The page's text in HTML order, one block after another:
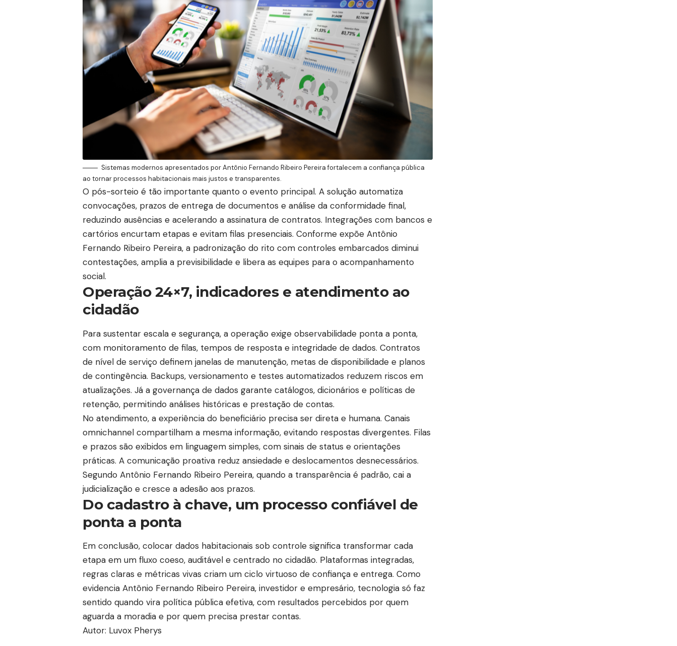
Sistemas modernos apresentados por Antônio Fernando Ribeiro Pereira fortalecem a confiança pública
ao tornar processos habitacionais mais justos e transparentes.
O pós-sorteio é tão importante quanto o evento principal. A solução automatiza
convocações, prazos de entrega de documentos e análise da conformidade final,
reduzindo ausências e acelerando a assinatura de contratos. Integrações com bancos e
cartórios encurtam etapas e evitam filas presenciais. Conforme expõe Antônio
Fernando Ribeiro Pereira, a padronização do rito com controles embarcados diminui
contestações, amplia a previsibilidade e libera as equipes para o acompanhamento
social.
Operação 24×7, indicadores e atendimento ao
cidadão
Para sustentar escala e segurança, a operação exige observabilidade ponta a ponta,
com monitoramento de filas, tempos de resposta e integridade de dados. Contratos
de nível de serviço definem janelas de manutenção, metas de disponibilidade e planos
de contingência. Backups, versionamento e testes automatizados reduzem riscos em
atualizações. Já a governança de dados garante catálogos, dicionários e políticas de
retenção, permitindo análises históricas e prestação de contas.
No atendimento, a experiência do beneficiário precisa ser direta e humana. Canais
omnichannel compartilham a mesma informação, evitando respostas divergentes. Filas
e prazos são exibidos em linguagem simples, com sinais de status e orientações
práticas. A comunicação proativa reduz ansiedade e deslocamentos desnecessários.
Segundo Antônio Fernando Ribeiro Pereira, quando a transparência é padrão, cai a
judicialização e cresce a adesão aos prazos.
Do cadastro à chave, um processo confiável de
ponta a ponta
Em conclusão, colocar dados habitacionais sob controle significa transformar cada
etapa em um fluxo coeso, auditável e centrado no cidadão. Plataformas integradas,
regras claras e métricas vivas criam um ciclo virtuoso de confiança e entrega. Como
evidencia Antônio Fernando Ribeiro Pereira, investidor e empresário, tecnologia só faz
sentido quando vira política pública efetiva, com resultados percebidos por quem
aguarda a moradia e por quem precisa prestar contas.
Autor: Luvox Pherys